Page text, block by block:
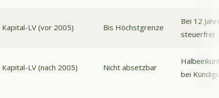
Kapital-LV (vor 2005) Bis Höchstgrenze
Bei 12
steuerfrei
Kapital-LV (nach 2005) Nicht absetzbar
bei